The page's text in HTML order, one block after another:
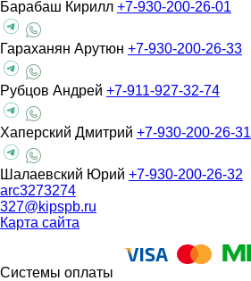
Барабаш Кирилл +7-930-200-26-01
Гараханян Арутюн +7-930-200-26-33
Рубцов Андрей +7-911-927-32-74
Хаперский Дмитрий +7-930-200-26-31
Шалаевский Юрий +7-930-200-26-32
arc3273274
327@kipspb.ru
Карта сайта
Системы оплаты